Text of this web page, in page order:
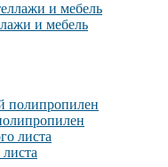
и мебель